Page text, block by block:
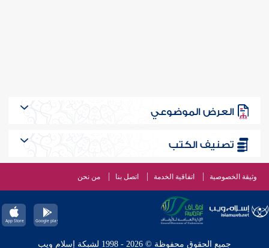
العرض الموضوعي
تصنيف الكتب
وثيقة الخصوصية اتفاقية الخدمة اتصل بنا من نحن
جميع الحقوق محفوظة © 2026 - 1998 لشبكة إسلام ويب